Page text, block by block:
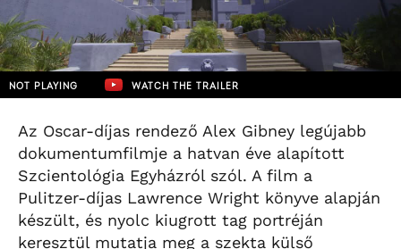
NOT PLAYING WATCH THE TRAILER
Az Oscar-díjas rendező Alex Gibney legújabb
dokumentumfilmje a hatvan éve alapított
Szcientológia Egyházról szól. A film a
Pulitzer-díjas Lawrence Wright könyve alapján
készült, és nyolc kiugrott tag portréján
keresztül mutatja meg a szekta külső